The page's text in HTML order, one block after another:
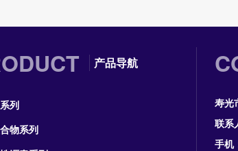
产品导航
列
物系列
寿光
联系
手机